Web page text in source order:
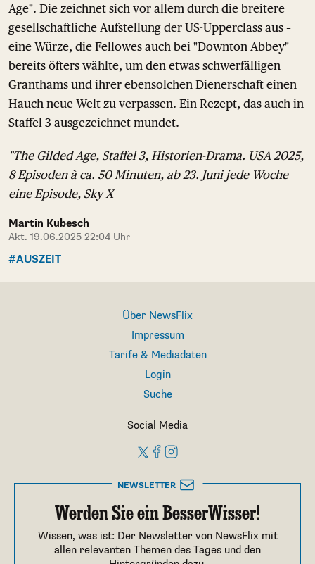
Age". Die zeichnet sich vor allem durch die breitere
gesellschaftliche Aufstellung der US-Upperclass aus –
eine Würze, die Fellowes auch bei "Downton Abbey"
bereits öfters wählte, um den etwas schwerfälligen
Granthams und ihrer ebensolchen Dienerschaft einen
Hauch neue Welt zu verpassen. Ein Rezept, das auch in
Staffel 3 ausgezeichnet mundet.
"The Gilded Age, Staffel 3, Historien-Drama. USA 2025,
8 Episoden à ca. 50 Minuten, ab 23. Juni jede Woche
eine Episode, Sky X
Martin Kubesch
Akt. 19.06.2025 22:04 Uhr
#AUSZEIT
Über NewsFlix
Impressum
Tarife & Mediadaten
Login
Suche
Social Media
NEWSLETTER
Werden Sie ein BesserWisser!
Wissen, was ist: Der Newsletter von NewsFlix mit
allen relevanten Themen des Tages und den